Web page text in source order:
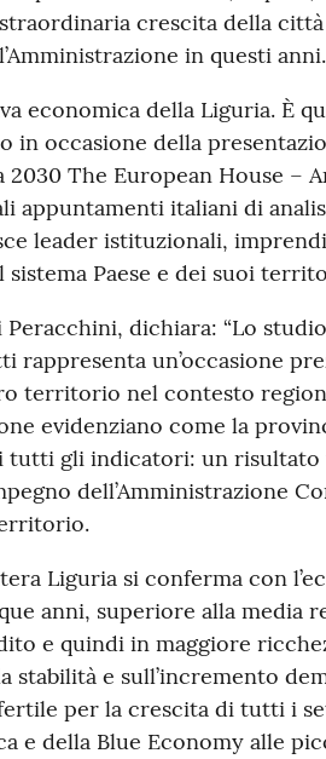
crescita della
in questi anni.
economica della Liguria. È
in occasione della
The European House –
appuntamenti italiani di
leader istituzionali,
Paese e dei suoi
dichiara: “Lo
rappresenta un’occasione
territorio nel contesto
evidenziano come la
gli indicatori: un risultato
dell’Amministrazione
Liguria si conferma con
anni, superiore alla media
e quindi in maggiore
e sull’incremento
per la crescita di tutti i
e della Blue Economy alle